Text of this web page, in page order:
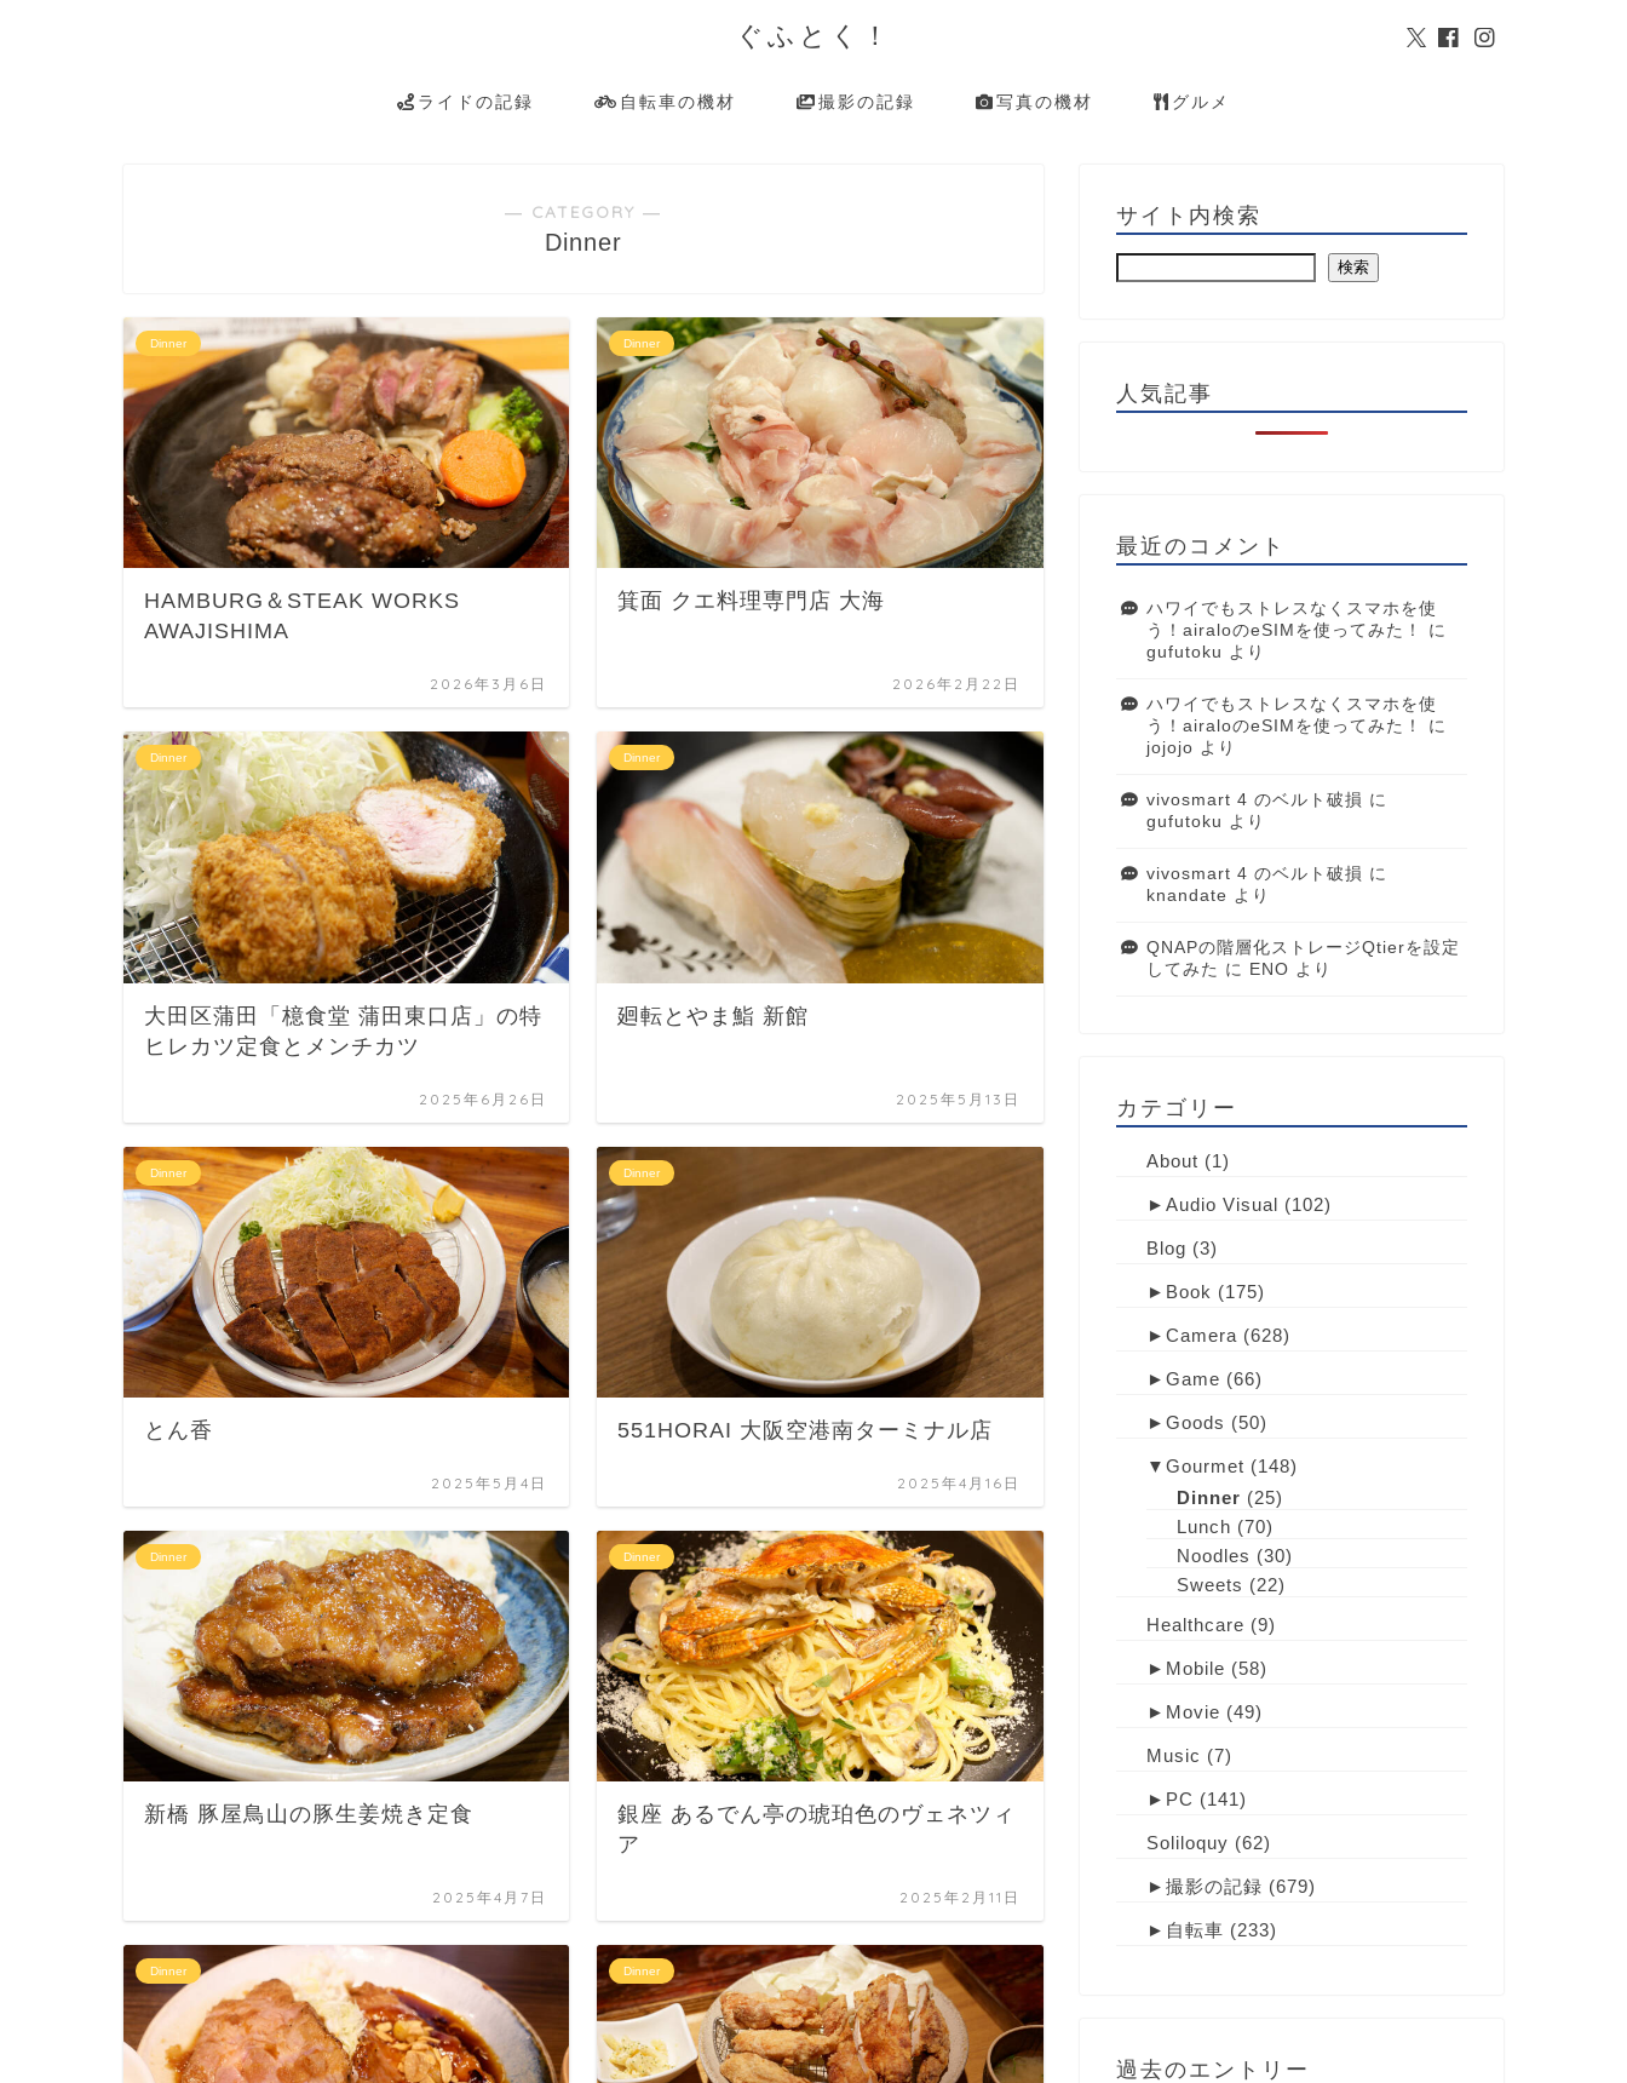
ぐふとく！
ライドの記録 自転車の機材 撮影の記録 写真の機材 グルメ
― CATEGORY ―
Dinner
Dinner
HAMBURG＆STEAK WORKS
AWAJISHIMA
2026年3月6日
Dinner
箕面 クエ料理専門店 大海
2026年2月22日
Dinner
大田区蒲田「檍食堂 蒲田東口店」の特
ヒレカツ定食とメンチカツ
2025年6月26日
Dinner
廻転とやま鮨 新館
2025年5月13日
Dinner
とん香
2025年5月4日
Dinner
551HORAI 大阪空港南ターミナル店
2025年4月16日
Dinner
新橋 豚屋鳥山の豚生姜焼き定食
2025年4月7日
Dinner
銀座 あるでん亭の琥珀色のヴェネツィ
ア
2025年2月11日
Dinner Dinner
サイト内検索
検索
人気記事
最近のコメント
ハワイでもストレスなくスマホを使
う！airaloのeSIMを使ってみた！
に
gufutoku より
ハワイでもストレスなくスマホを使
う！airaloのeSIMを使ってみた！
に
jojojo より
vivosmart 4 のベルト破損 に
gufutoku より
vivosmart 4 のベルト破損 に
knandate より
QNAPの階層化ストレージQtierを設定
してみた に ENO より
カテゴリー
About (1)
► Audio Visual (102)
Blog (3)
► Book (175)
► Camera (628)
► Game (66)
► Goods (50)
▼ Gourmet (148)
Dinner (25)
Lunch (70)
Noodles (30)
Sweets (22)
Healthcare (9)
► Mobile (58)
► Movie (49)
Music (7)
► PC (141)
Soliloquy (62)
► 撮影の記録 (679)
► 自転車 (233)
過去のエントリー